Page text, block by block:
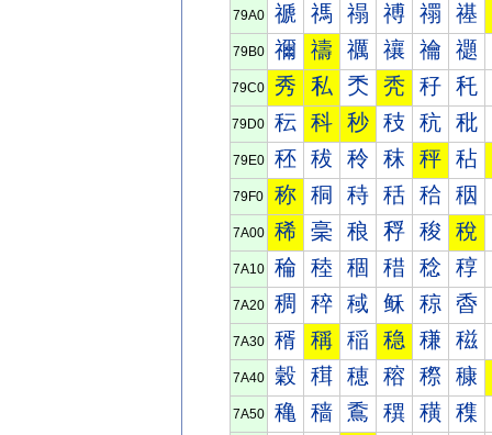
79A0 禠 禡 禢 禣 禤 禥
79B0 禰 禱 禲 禳 禴 禵
79C0 秀 私 秂 秃 秄 秅
79D0 秐 科 秒 秓 秔 秕
79E0 秠 秡 秢 秣 秤 秥
79F0 称 秱 秲 秳 秴 秵
7A00 稀 稁 稂 稃 稄 稅
7A10 稐 稑 稒 稓 稔 稕
7A20 稠 稡 稢 稣 稤 稥
7A30 稰 稱 稲 稳 稴 稵
7A40 穀 穁 穂 穃 穄 穅
7A50 穐 穑 穒 穓 穔 穕